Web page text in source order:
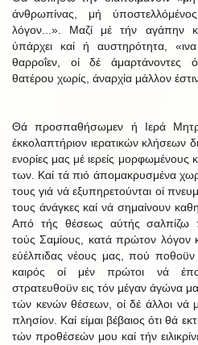
άνθρωπίνας, μή
λόγον...». Μαζί μέ τήν αγάπην
ύπάρχει καί ή αυστηρότητα,
θαρροΐεν, οί δέ άμαρτάνοντες
θατέρου χωρίς, άναρχία μάλλον
Θά προσπαθήσωμεν ή Ιερά
έκκολαπτήριον ιερατικών κλήσεων
ενορίες μας μέ ιερείς μορφωμένους
των. Καί τά πιό άπομακρυσμένα
τους γιά νά εξυπηρετούνται οί
τους άνάγκες καί νά σημαίνουν
Από τής θέσεως αύτής σαλπίζω
τούς Σαμίους, κατά πρώτον λόγον
εύέλπιδας νέους μας, πού ποθοϋν
καιρός οί μέν πρώτοι νά
στρατευθοϋν εις τόν μέγαν άγώνα
τών κενών θέσεων, οί δέ άλλοι νά
πλησίον. Καί είμαι βέβαιος ότι θά
τών προθέσεών μου καί τήν